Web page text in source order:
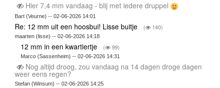
Hier 7,4 mm vandaag - blij met iedere druppel
Bart (Veurne) -- 02-06-2026 14:01
Re: 12 mm uit een hoosbui! Lisse buitje ( 140)
maarten (lisse) -- 02-06-2026 14:18
12 mm in een kwartiertje ( 99)
Marco (Sassenheim) -- 02-06-2026 14:31
Nog altijd droog, zou vandaag na 14 dagen droge dagen
weer eens regen?
Stefan (Winsum) -- 02-06-2026 14:25